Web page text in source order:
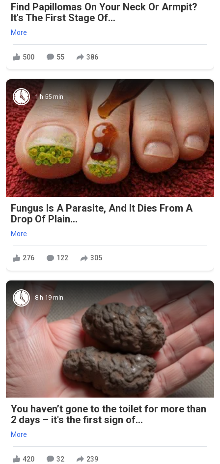
Find Papillomas On Your Neck Or Armpit?
It's The First Stage Of...
More
500 55 386
1 h 55 min
Fungus Is A Parasite, And It Dies From A
Drop Of Plain...
More
276 122 305
8 h 19 min
You haven’t gone to the toilet for more than
2 days – it's the first sign of...
More
420 32 239